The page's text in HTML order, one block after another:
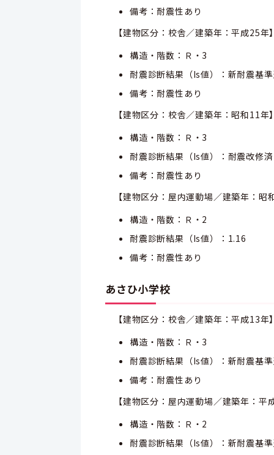
備考：耐震性あり
【建物区分：校舎／建築年：平成25年】
構造・階数：Ｒ・3
耐震診断結果（Is値）：新耐震基
備考：耐震性あり
【建物区分：校舎／建築年：昭和11年】
構造・階数：Ｒ・3
耐震診断結果（Is値）：耐震改修済
備考：耐震性あり
【建物区分：屋内運動場／建築年：昭
構造・階数：Ｒ・2
耐震診断結果（Is値）：1.16
備考：耐震性あり
あさひ小学校
【建物区分：校舎／建築年：平成13年】
構造・階数：Ｒ・3
耐震診断結果（Is値）：新耐震基
備考：耐震性あり
【建物区分：屋内運動場／建築年：平
構造・階数：Ｒ・2
耐震診断結果（Is値）：新耐震基